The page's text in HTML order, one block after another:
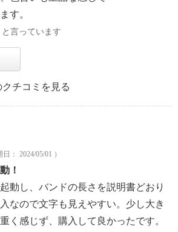
す。
言っています
チコミを見る
： 2024/05/01 ）
！
動し、バンドの長さを説明書どおり
なので文字も見えやすい。少し大き
く感じず、購入して良かったです。